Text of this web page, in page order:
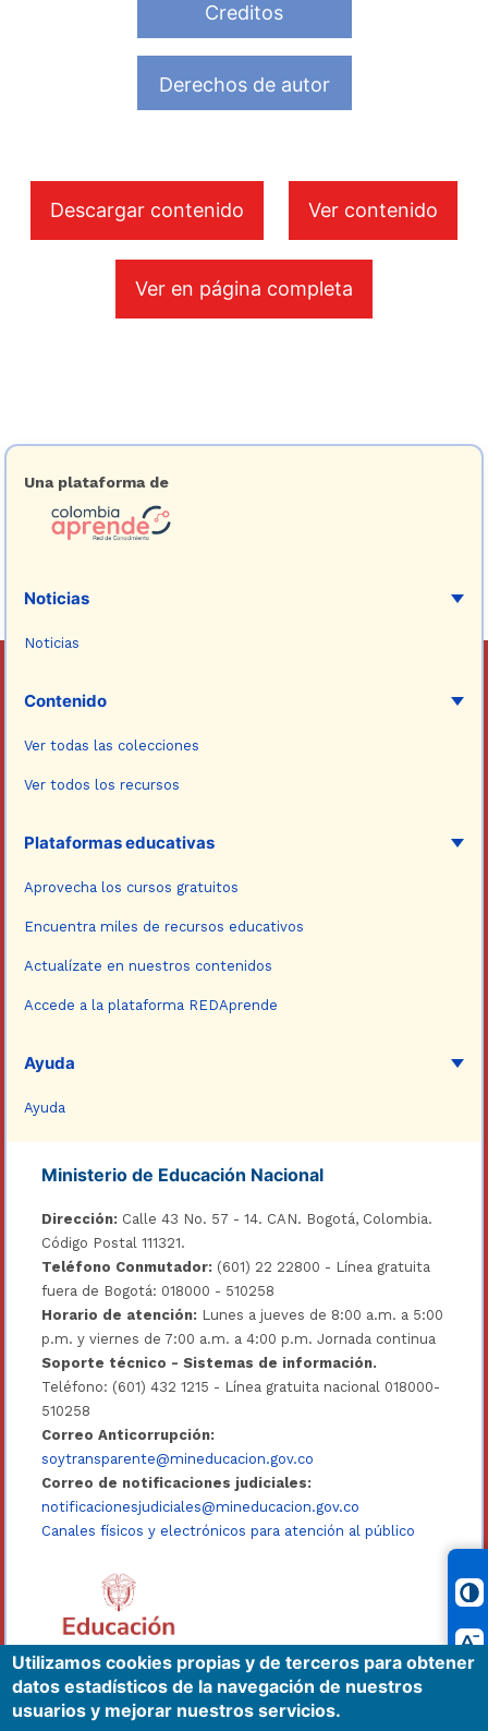
Creditos
Derechos de autor
Descargar contenido Ver contenido
Ver en página completa
Una plataforma de
Noticias
Noticias
Contenido
Ver todas las colecciones
Ver todos los recursos
Plataformas educativas
Aprovecha los cursos gratuitos
Encuentra miles de recursos educativos
Actualízate en nuestros contenidos
Accede a la plataforma REDAprende
Ayuda
Ayuda
Ministerio de Educación Nacional
Dirección: Calle 43 No. 57 - 14. CAN. Bogotá, Colombia.
Código Postal 111321.
Teléfono Conmutador: (601) 22 22800 - Línea gratuita
fuera de Bogotá: 018000 - 510258
Horario de atención: Lunes a jueves de 8:00 a.m. a 5:00
p.m. y viernes de 7:00 a.m. a 4:00 p.m. Jornada continua
Soporte técnico - Sistemas de información.
Teléfono: (601) 432 1215 - Línea gratuita nacional 018000-
510258
Correo Anticorrupción:
soytransparente@mineducacion.gov.co
Correo de notificaciones judiciales:
notificacionesjudiciales@mineducacion.gov.co
Canales físicos y electrónicos para atención al público
Utilizamos cookies propias y de terceros para obtener
datos estadísticos de la navegación de nuestros
usuarios y mejorar nuestros servicios.